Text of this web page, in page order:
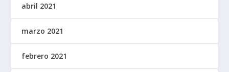
abril 2021
marzo 2021
febrero 2021